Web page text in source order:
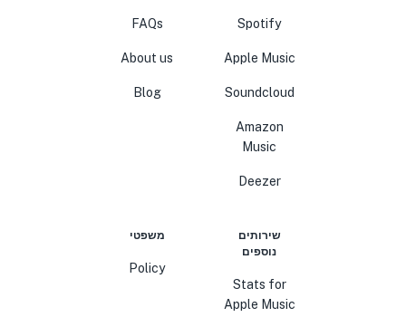
Spotify
Apple Music
Soundcloud
Amazon
Music
Deezer
FAQs
About us
Blog
שירותים
נוספים
Stats for
Apple Music
משפטי
Policy